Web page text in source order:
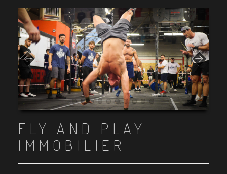
Item 1
Item 2
Item 3
Item 4
Item 5
Item 6
Item 7
Item 8
Item 9
Item 10
FLY AND PLAY
IMMOBILIER